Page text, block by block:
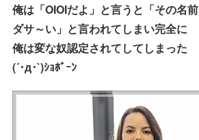
俺は「OIOIだよ」と言うと「その名前
ダサ～い」と言われてしまい完全に
俺は変な奴認定されてしてしまった
(´･д･`)ｼｮﾎﾞｰﾝ